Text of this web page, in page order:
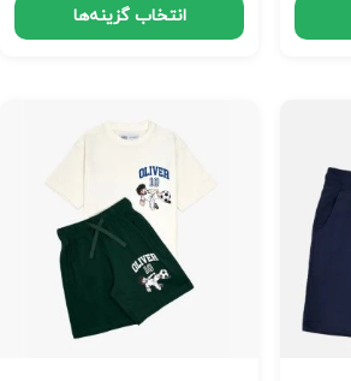
انتخاب گزینه‌ها